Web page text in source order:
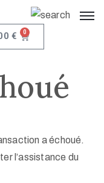
€ 0
a échoué.
l’assistance du